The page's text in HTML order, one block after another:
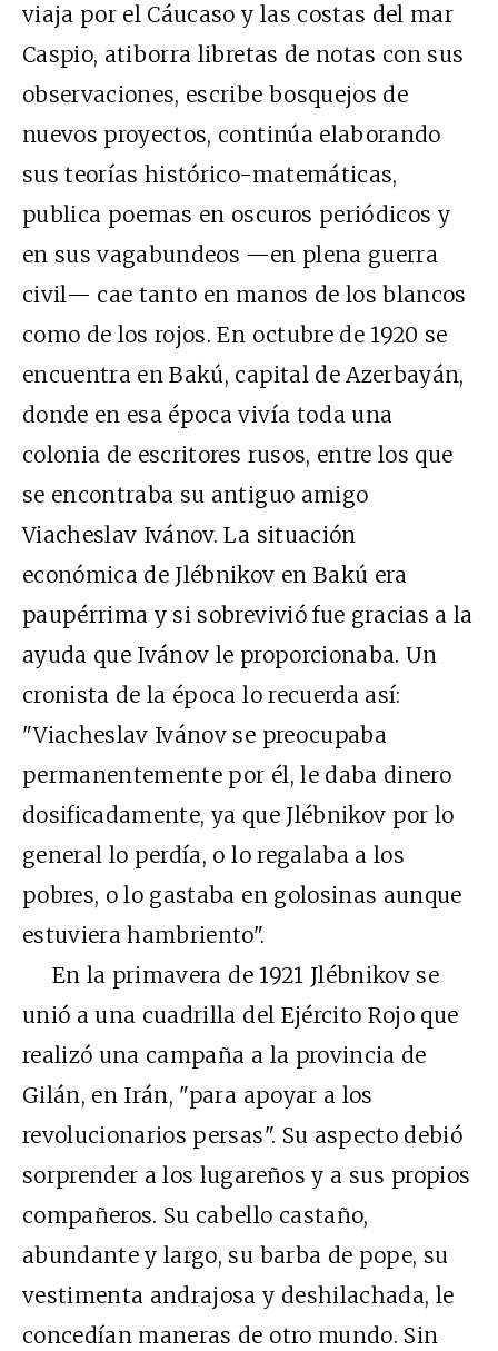
viaja por el Cáucaso y las costas del mar
Caspio, atiborra libretas de notas con sus
observaciones, escribe bosquejos de
nuevos proyectos, continúa elaborando
sus teorías histórico-matemáticas,
publica poemas en oscuros periódicos y
en sus vagabundeos —en plena guerra
civil— cae tanto en manos de los blancos
como de los rojos. En octubre de 1920 se
encuentra en Bakú, capital de Azerbayán,
donde en esa época vivía toda una
colonia de escritores rusos, entre los que
se encontraba su antiguo amigo
Viacheslav Ivánov. La situación
económica de Jlébnikov en Bakú era
paupérrima y si sobrevivió fue gracias a la
ayuda que Ivánov le proporcionaba. Un
cronista de la época lo recuerda así:
"Viacheslav Ivánov se preocupaba
permanentemente por él, le daba dinero
dosificadamente, ya que Jlébnikov por lo
general lo perdía, o lo regalaba a los
pobres, o lo gastaba en golosinas aunque
estuviera hambriento".
En la primavera de 1921 Jlébnikov se
unió a una cuadrilla del Ejército Rojo que
realizó una campaña a la provincia de
Gilán, en Irán, "para apoyar a los
revolucionarios persas". Su aspecto debió
sorprender a los lugareños y a sus propios
compañeros. Su cabello castaño,
abundante y largo, su barba de pope, su
vestimenta andrajosa y deshilachada, le
concedían maneras de otro mundo. Sin